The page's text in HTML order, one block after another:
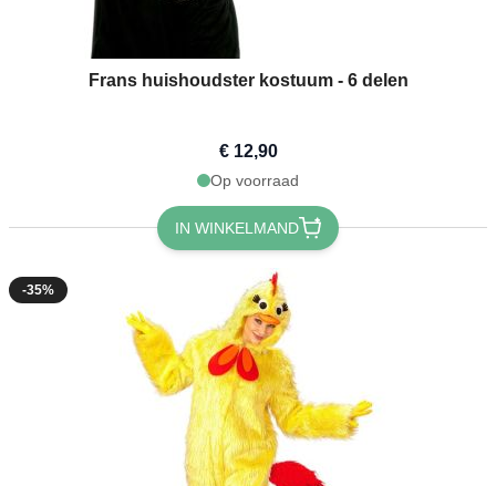
Frans huishoudster kostuum - 6 delen
€ 12,90
Op voorraad
IN WINKELMAND
-35%